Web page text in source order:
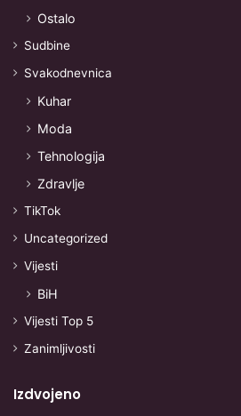
Ostalo
Sudbine
Svakodnevnica
Kuhar
Moda
Tehnologija
Zdravlje
TikTok
Uncategorized
Vijesti
BiH
Vijesti Top 5
Zanimljivosti
Izdvojeno